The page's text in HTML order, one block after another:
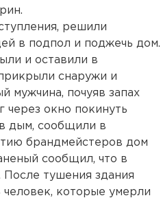
решили
в подпол и поджечь дом.
и оставили в
снаружи и
мужчина, почуяв запах
через окно покинуть
дым, сообщили в
брандмейстеров дом
сообщил, что в
тушения здания
которые умерли